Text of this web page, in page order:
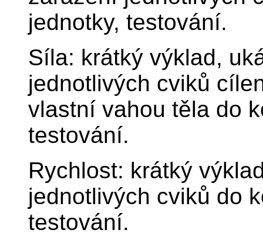
jednotky, testování.
Síla: krátký výklad,
jednotlivých cviků
vlastní vahou těla do
testování.
Rychlost: krátký
jednotlivých cviků do
testování.